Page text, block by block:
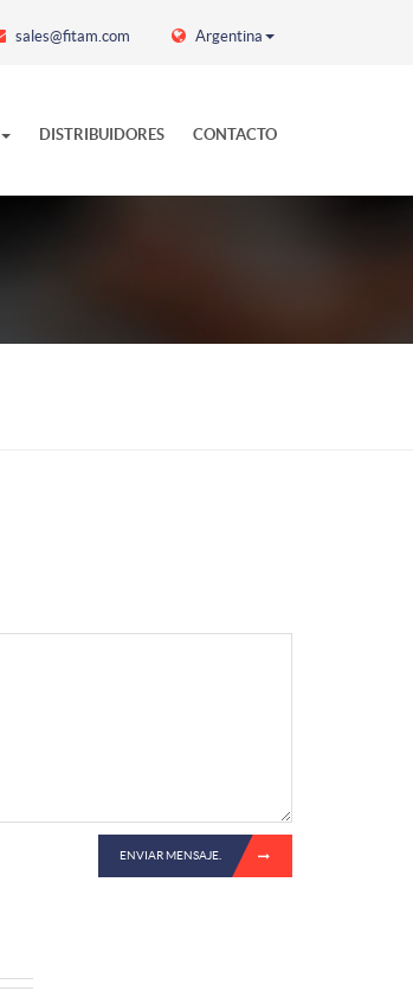
sales@fitam.com Argentina
DISTRIBUIDORES CONTACTO
ENVIAR MENSAJE.